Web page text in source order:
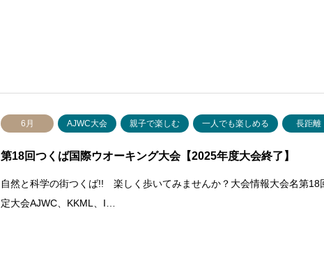
6月 AJWC大会 親子で楽しむ 一人でも楽しめる 長距離
第18回つくば国際ウオーキング大会【2025年度大会終了】
自然と科学の街つくば!! 楽しく歩いてみませんか？大会情報大会名第
定大会AJWC、KKML、I…